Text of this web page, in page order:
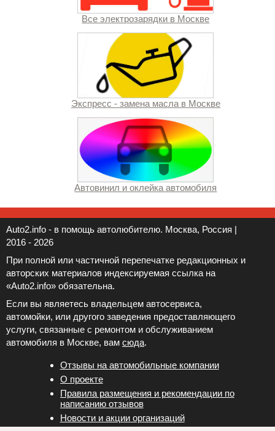
Все электрозарядки в Москве
Экспресс - замена масла в Москве
Автовинил и оклейка автомобиля
Auto2.info - в помощь автолюбителю. Москва, Россия |
2016 - 2026
При полной или частичной перепечатке редакционных и
авторских материалов индексируемая ссылка на
«Auto2.info» обязательна.
Если вы являетесь владельцем автосервиса,
автомойки, или другого заведения предоставляющего
услуги, связанные с ремонтом и обслуживанием
автомобиля в Москве, вам сюда.
Отзывы на автомобильные компании
Новости и акции организаций